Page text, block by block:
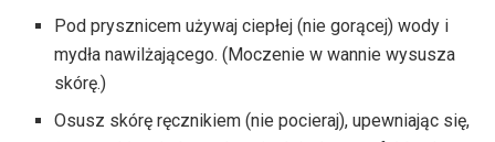
Pod prysznicem używaj ciepłej (nie gorącej) wody i
mydła nawilżającego. (Moczenie w wannie wysusza
skórę.)
Osusz skórę ręcznikiem (nie pocieraj), upewniając się,